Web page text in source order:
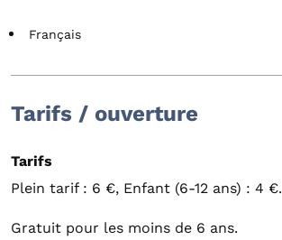
Français
Tarifs / ouverture
Tarifs
Plein tarif : 6 €, Enfant (6-12 ans) : 4 €.
Gratuit pour les moins de 6 ans.